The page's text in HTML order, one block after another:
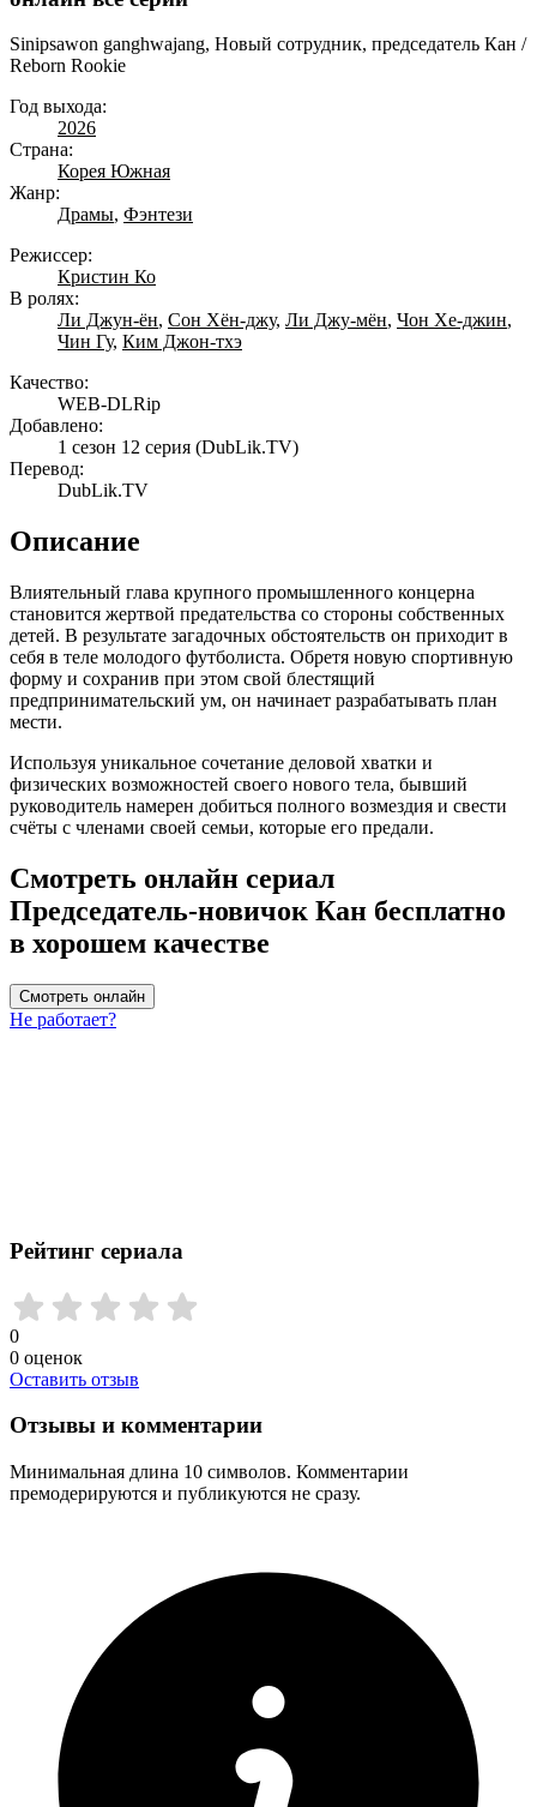
Sinipsawon ganghwajang, Новый сотрудник, председатель Кан /
Reborn Rookie
Год выхода:
2026
Страна:
Корея Южная
Жанр:
Драмы, Фэнтези
Режиссер:
Кристин Ко
В ролях:
Ли Джун-ён, Сон Хён-джу, Ли Джу-мён, Чон Хе-джин,
Чин Гу, Ким Джон-тхэ
Качество:
WEB-DLRip
Добавлено:
1 сезон 12 серия (DubLik.TV)
Перевод:
DubLik.TV
Описание
Влиятельный глава крупного промышленного концерна
становится жертвой предательства со стороны собственных
детей. В результате загадочных обстоятельств он приходит в
себя в теле молодого футболиста. Обретя новую спортивную
форму и сохранив при этом свой блестящий
предпринимательский ум, он начинает разрабатывать план
мести.
Используя уникальное сочетание деловой хватки и
физических возможностей своего нового тела, бывший
руководитель намерен добиться полного возмездия и свести
счёты с членами своей семьи, которые его предали.
Смотреть онлайн сериал
Председатель-новичок Кан бесплатно
в хорошем качестве
Смотреть онлайн
Не работает?
Рейтинг сериала
0
0 оценок
Оставить отзыв
Отзывы и комментарии
Минимальная длина 10 символов. Комментарии
премодерируются и публикуются не сразу.